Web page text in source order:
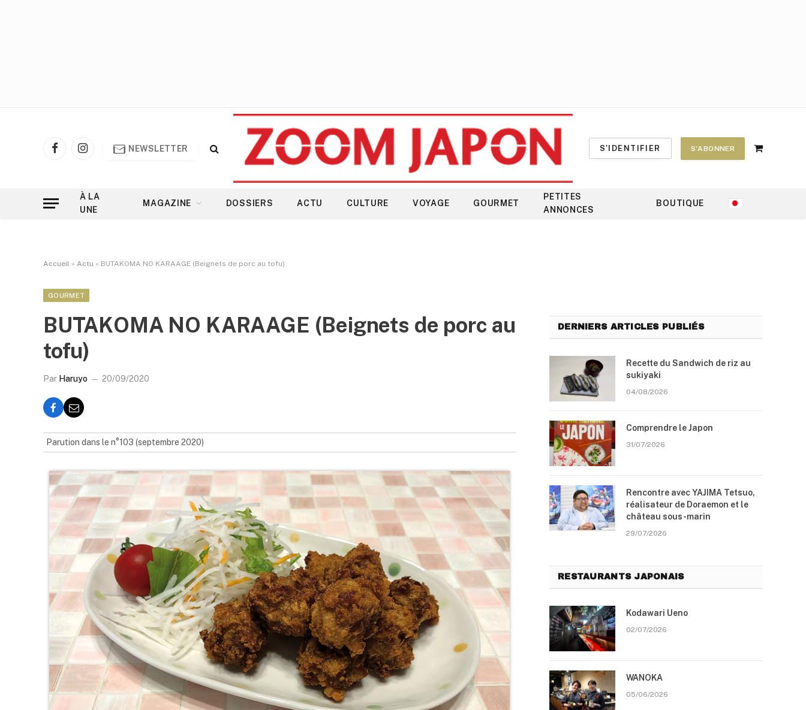
FacebookInstagram
NEWSLETTER S'IDENTIFIER S'ABONNER
Shopping
À LA
UNE
MAGAZINE DOSSIERS ACTU CULTURE VOYAGE GOURMET
PETITES
ANNONCES
BOUTIQUE
Accueil » Actu » BUTAKOMA NO KARAAGE (Beignets de porc au tofu)
GOURMET
BUTAKOMA NO KARAAGE (Beignets de porc au
tofu)
Par Haruyo 20/09/2020
Parution dans le n°103 (septembre 2020)
DERNIERS ARTICLES PUBLIÉS
Recette du Sandwich de riz au
sukiyaki
04/08/2026
Comprendre le Japon
31/07/2026
Rencontre avec YAJIMA Tetsuo,
réalisateur de Doraemon et le
château sous-marin
29/07/2026
RESTAURANTS JAPONAIS
Kodawari Ueno
02/07/2026
WANOKA
05/06/2026